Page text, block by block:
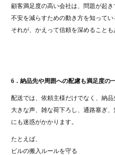
顧客満足度の高い会社は、問題が起き
不安を減らすための動き方を知ってい
それが、かえって信頼を深めることも
6．納品先や周囲への配慮も満足度の
配送では、依頼主様だけでなく、納品
大きな声、雑な荷下ろし、通路塞ぎ
にも迷惑がかかります。
たとえば、
ビルの搬入ルールを守る